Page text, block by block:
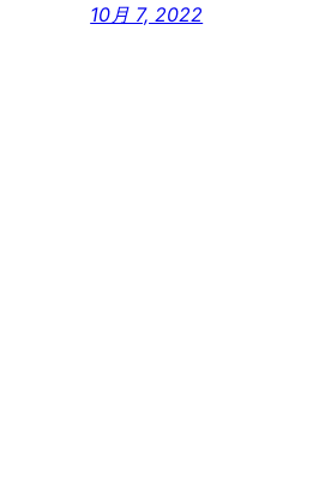
10月 7, 2022